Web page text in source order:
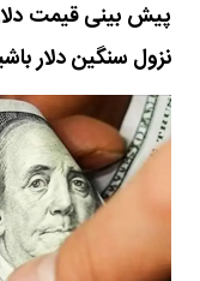
نزول سنگین دلار